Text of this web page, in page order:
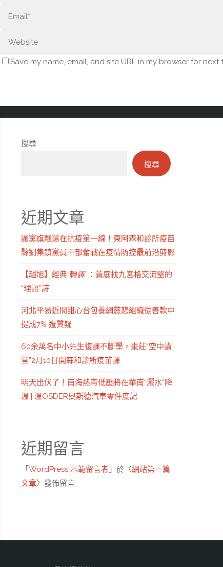
Save my name, email, and site URL in my browser for next
搜尋
搜尋
近期文章
讓黨旗飄蕩在抗疫第一線！東阿森和診所疫苗
縣劉集鎮黨員干部奮戰在疫情防控最前沿剪影
【趙旭】經典“轉譯”：黃庭找九宮格交流堅的
“理語”詩
河北平易近間甜心台包養網慈悲組織從善款中
提成7% 遭質疑
60余萬名中小先生復課不斷學，棗莊“空中講
堂”2月10日開森和診所疫苗課
明天出伏了！南海熱帶低壓將在華南“灑水”降
溫 | 溫OSDER奧斯德汽車零件度記
近期留言
「WordPress 示範留言者 」於〈網站第一篇
文章〉發佈留言